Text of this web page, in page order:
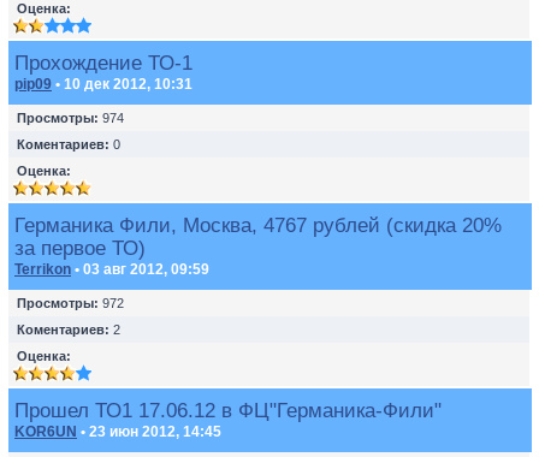
Оценка:
Прохождение ТО-1
pip09 • 10 дек 2012, 10:31
Просмотры: 974
Коментариев: 0
Оценка:
Германика Фили, Москва, 4767 рублей (скидка 20%
за первое ТО)
Terrikon • 03 авг 2012, 09:59
Просмотры: 972
Коментариев: 2
Оценка:
Прошел ТО1 17.06.12 в ФЦ"Германика-Фили"
KOR6UN • 23 июн 2012, 14:45